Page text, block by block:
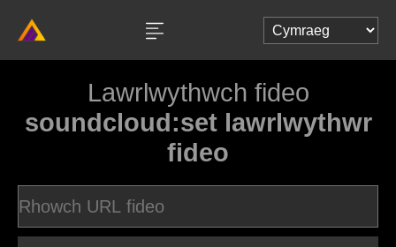
Lawrlwythwch fideo
soundcloud:set lawrlwythwr
fideo